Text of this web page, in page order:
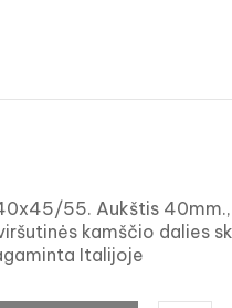
55. Aukštis
kamščio dalies
Italijoje